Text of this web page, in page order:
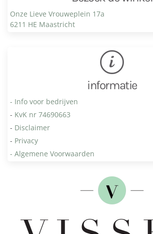
Onze Lieve Vrouweplein 17a
6211 HE Maastricht
informatie
- Info voor bedrijven
- KvK nr 74690663
- Disclaimer
- Privacy
- Algemene Voorwaarden